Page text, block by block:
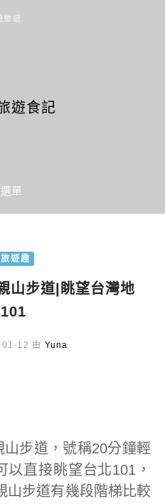
旅遊
單
遊趣
山步道|眺望台灣地
12 由 Yuna
步道，號稱20分鐘輕
直接眺望台北101，
山步道有幾段階梯比較